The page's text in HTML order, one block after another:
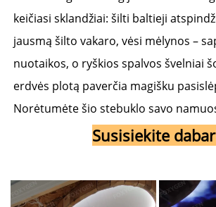
keičiasi sklandžiai: šilti baltieji
jausmą šilto vakaro, vėsi mėlynos –
nuotaikos, o ryškios spalvos švelniai
erdvės plotą paverčia magišku
Norėtumėte šio stebuklo savo
Susisiekite